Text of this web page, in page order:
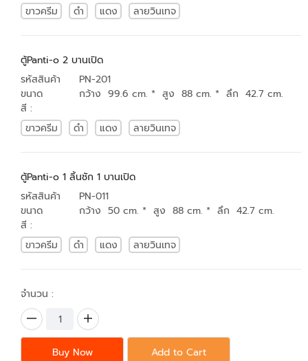
ขาวครีม
ดำ แดง ลายวินเทจ
ตู้Panti-o 2 บานเปิด
รหัสสินค้า
PN-201
ขนาด
กว้าง 99.6 cm. * สูง 88 cm. * ลึก 42.7 cm.
สี :
ขาวครีม
ดำ แดง ลายวินเทจ
ตู้Panti-o 1 ลิ้นชัก 1 บานเปิด
รหัสสินค้า
PN-011
ขนาด
กว้าง 50 cm. * สูง 88 cm. * ลึก 42.7 cm.
สี :
ขาวครีม
ดำ แดง ลายวินเทจ
จำนวน :
Buy Now Add to Cart